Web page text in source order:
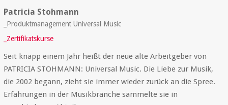
Patricia Stohmann
_Produktmanagement Universal Music
_Zertifikatskurse
Seit knapp einem Jahr heißt der neue alte Arbeitgeber von
PATRICIA STOHMANN: Universal Music. Die Liebe zur Musik,
die 2002 begann, zieht sie immer wieder zurück an die Spree.
Erfahrungen in der Musikbranche sammelte sie in